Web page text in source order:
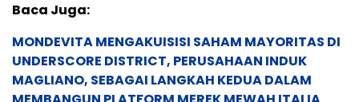
Baca Juga:
MONDEVITA MENGAKUISISI SAHAM MAYORITAS DI
UNDERSCORE DISTRICT, PERUSAHAAN INDUK
MAGLIANO, SEBAGAI LANGKAH KEDUA DALAM